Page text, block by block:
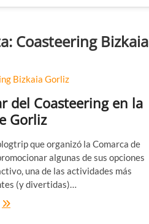
Coasteering Bizkaia
del Coasteering en la
Gorliz
que organizó la Comarca de
algunas de sus opciones
una de las actividades más
(y divertidas)…
Disfrutar